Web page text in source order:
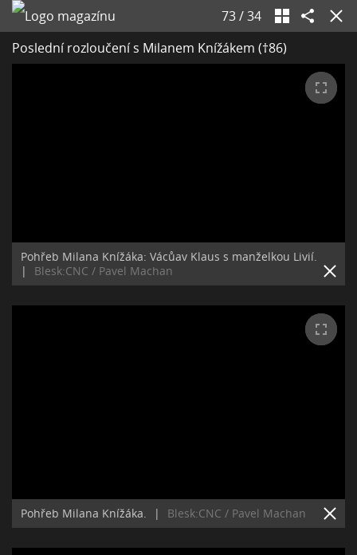
73/34
Poslední rozloučení s Milanem Knížákem (†86)
Pohřeb Milana Knížáka: Vácůav Klaus s manželkou Livií.
|
Blesk:CNC / Pavel Machan
Pohřeb Milana Knížáka. | Blesk:CNC / Pavel Machan